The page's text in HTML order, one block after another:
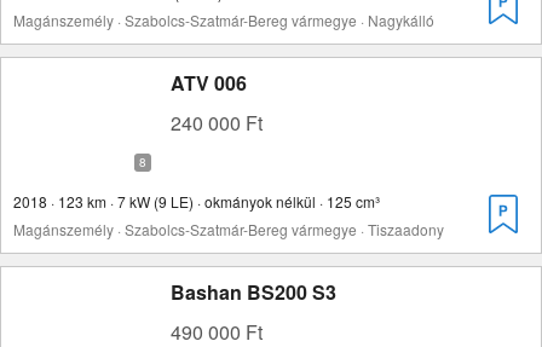
Magánszemély · Szabolcs-Szatmár-Bereg vármegye · Nagykálló
ATV 006
240 000 Ft
2018 · 123 km · 7 kW (9 LE) · okmányok nélkül · 125 cm³
Magánszemély · Szabolcs-Szatmár-Bereg vármegye · Tiszaadony
Bashan BS200 S3
490 000 Ft